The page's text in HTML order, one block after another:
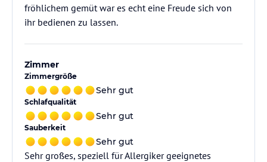
fröhlichem gemüt war es echt eine Freude sich von
ihr bedienen zu lassen.
Zimmer
Zimmergröße
Sehr gut
Schlafqualität
Sehr gut
Sauberkeit
Sehr gut
Sehr großes, speziell für Allergiker geeignetes